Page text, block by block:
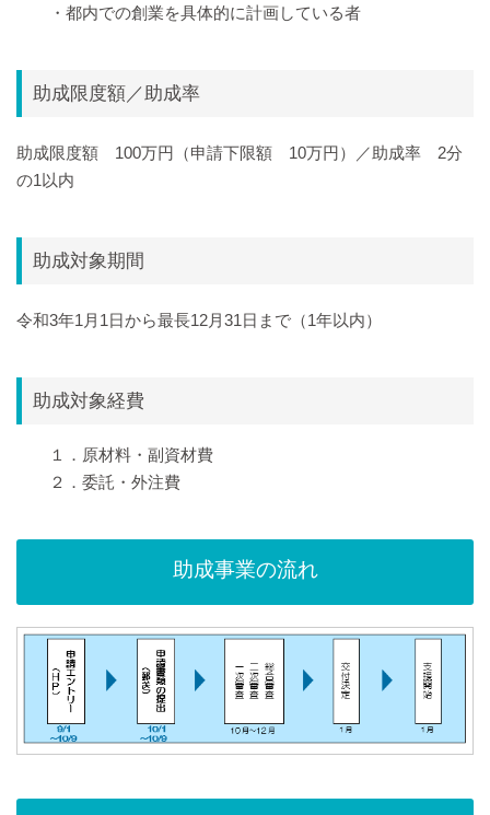
・都内での創業を具体的に計画している者
助成限度額／助成率
助成限度額 100万円（申請下限額 10万円）／助成率 2分
の1以内
助成対象期間
令和3年1月1日から最長12月31日まで（1年以内）
助成対象経費
１．原材料・副資材費
２．委託・外注費
助成事業の流れ